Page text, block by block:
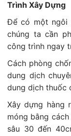
Trình Xây Dựng
Để có một ngôi
chúng ta cần
công trình ngay
Cách phòng
dung dịch
dung dịch thuốc
Xây dựng hàng
móng bằng
sâu 30 đến